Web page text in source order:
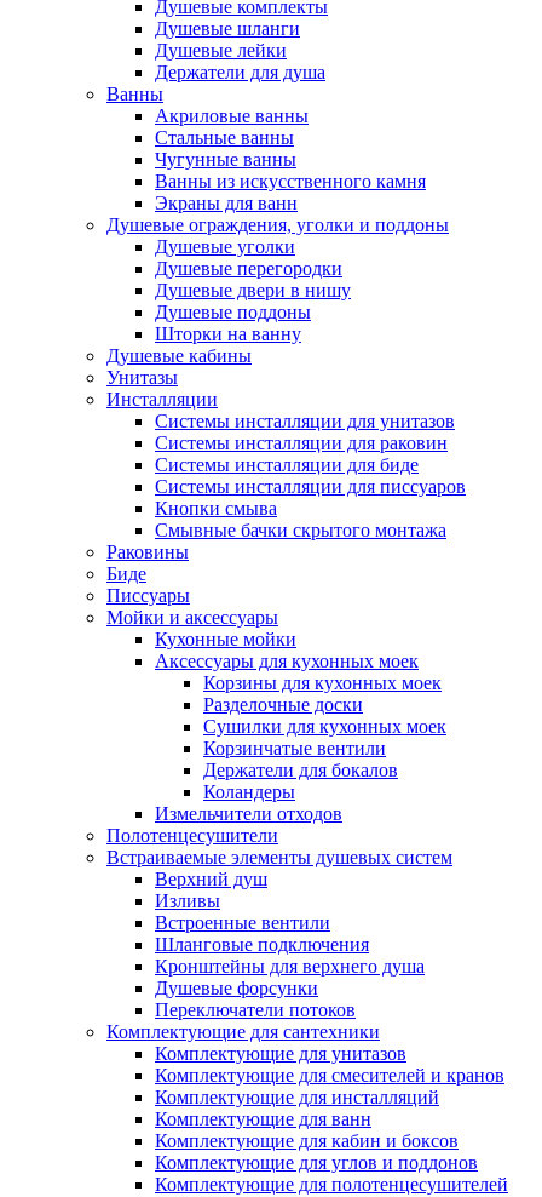
Душевые комплекты
Душевые шланги
Душевые лейки
Держатели для душа
Ванны
Акриловые ванны
Стальные ванны
Чугунные ванны
Ванны из искусственного камня
Экраны для ванн
Душевые ограждения, уголки и поддоны
Душевые уголки
Душевые перегородки
Душевые двери в нишу
Душевые поддоны
Шторки на ванну
Душевые кабины
Унитазы
Инсталляции
Системы инсталляции для унитазов
Системы инсталляции для раковин
Системы инсталляции для биде
Системы инсталляции для писсуаров
Кнопки смыва
Смывные бачки скрытого монтажа
Раковины
Биде
Писсуары
Мойки и аксессуары
Кухонные мойки
Аксессуары для кухонных моек
Корзины для кухонных моек
Разделочные доски
Сушилки для кухонных моек
Корзинчатые вентили
Держатели для бокалов
Коландеры
Измельчители отходов
Полотенцесушители
Встраиваемые элементы душевых систем
Верхний душ
Изливы
Встроенные вентили
Шланговые подключения
Кронштейны для верхнего душа
Душевые форсунки
Переключатели потоков
Комплектующие для сантехники
Комплектующие для унитазов
Комплектующие для смесителей и кранов
Комплектующие для инсталляций
Комплектующие для ванн
Комплектующие для кабин и боксов
Комплектующие для углов и поддонов
Комплектующие для полотенцесушителей